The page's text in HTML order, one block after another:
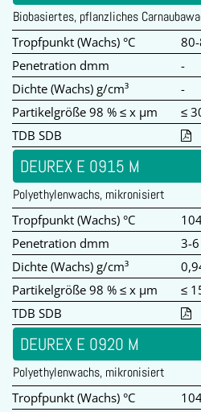
Biobasiertes, pflanzliches
Tropfpunkt (Wachs) °C
Penetration dmm
-
Dichte (Wachs) g/cm³
-
Partikelgröße 98 % ≤ x µm
≤
TDB SDB
DEUREX E 0915 M
Polyethylenwachs, mikronisiert
Tropfpunkt (Wachs) °C
Penetration dmm
3-6
Dichte (Wachs) g/cm³
Partikelgröße 98 % ≤ x µm
≤
TDB SDB
DEUREX E 0920 M
Polyethylenwachs, mikronisiert
Tropfpunkt (Wachs) °C